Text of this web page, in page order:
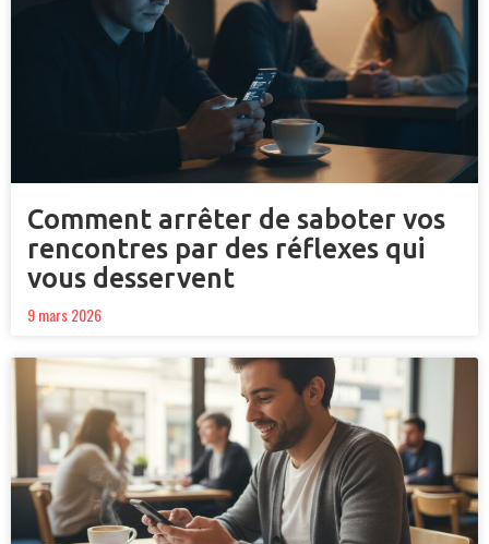
Comment arrêter de saboter vos
rencontres par des réflexes qui
vous desservent
9 mars 2026